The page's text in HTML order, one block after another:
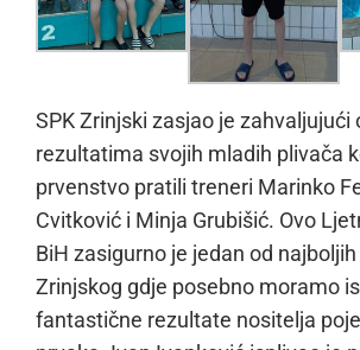
SPK Zrinjski zasjao je zahvaljujući
rezultatima svojih mladih plivača
prvenstvo pratili treneri Marinko
Cvitković i Minja Grubišić. Ovo
BiH zasigurno je jedan od
Zrinjskog gdje posebno moramo
fantastične rezultate nositelja